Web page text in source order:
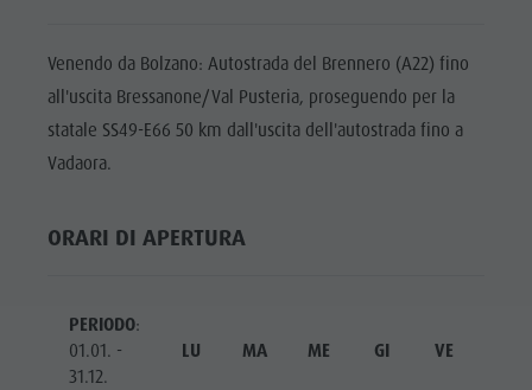
Team
Olang Card
Venendo da Bolzano: Autostrada del Brennero (A22) fino
all'uscita Bressanone/Val Pusteria, proseguendo per la
statale SS49-E66 50 km dall'uscita dell'autostrada fino a
Vadaora.
ORARI DI APERTURA
PERIODO:
01.01. -
31.12.
LU MA ME GI VE